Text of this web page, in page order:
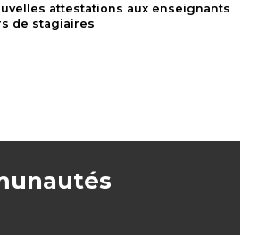
attestations aux enseignants
de stagiaires